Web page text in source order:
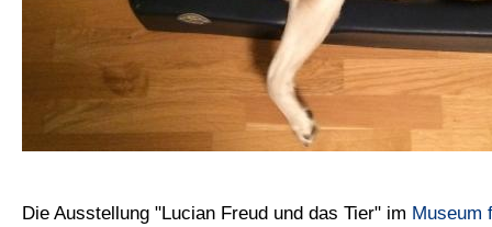
Die Ausstellung "Lucian Freud und das Tier" im Museum